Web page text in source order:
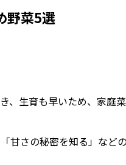
野菜5選
、生育も早いため、家庭
甘さの秘密を知る」など